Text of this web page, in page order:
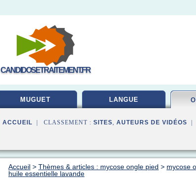
CANDIDOSETRAITEMENT.FR
MUGUET LANGUE
ACCUEIL | CLASSEMENT : SITES, AUTEURS DE VIDÉOS |
Accueil > Thèmes & articles : mycose ongle pied > mycose
huile essentielle lavande